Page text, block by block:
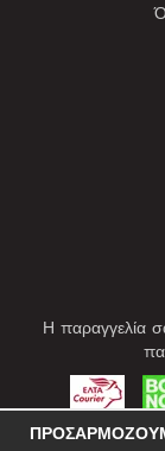
Η παραγγελία